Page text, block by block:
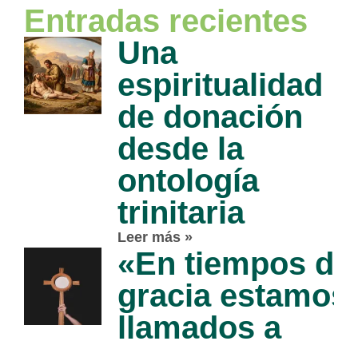
Entradas recientes
Una
espiritualidad
de donación
desde la
ontología
trinitaria
Leer más »
«En tiempos de
gracia estamos
llamados a